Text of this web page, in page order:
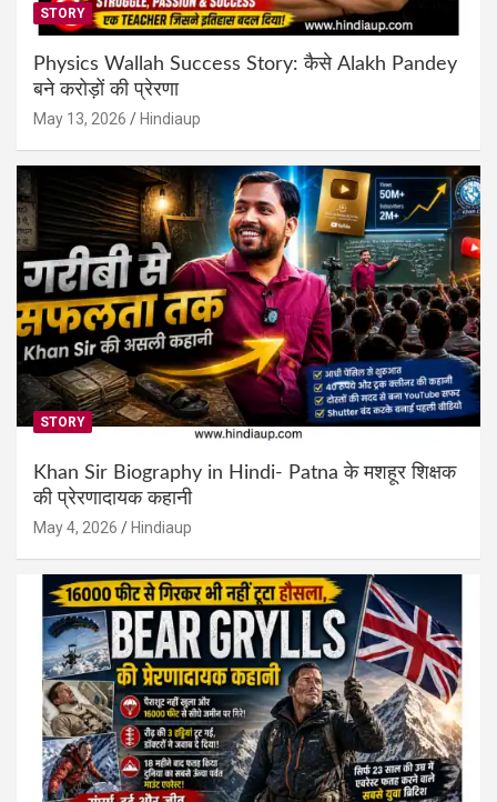
STORY
Physics Wallah Success Story: कैसे Alakh Pandey
बने करोड़ों की प्रेरणा
May 13, 2026 Hindiaup
STORY
Khan Sir Biography in Hindi- Patna के मशहूर शिक्षक
की प्रेरणादायक कहानी
May 4, 2026 Hindiaup